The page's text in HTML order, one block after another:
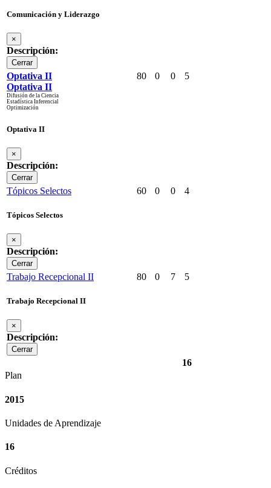
Comunicación y Liderazgo
×
Descripción:
Cerrar
Optativa II
Optativa II
Difusión de la Ciencia
Estadística Inferencial
Optimización
Optativa II
×
Descripción:
Cerrar
80 0 0 5
Tópicos Selectos
Tópicos Selectos
×
Descripción:
Cerrar
60 0 0 4
Trabajo Recepcional II
Trabajo Recepcional II
×
Descripción:
Cerrar
80 0 7 5
16
Plan
2015
Unidades de Aprendizaje
16
Créditos